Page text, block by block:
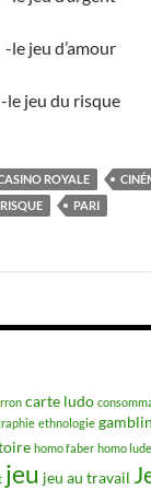
-le jeu d’amour
-le jeu du risque
ROYALE
PARI
carte ludo
ethnologie
homo faber homo
jeu jeu au travail